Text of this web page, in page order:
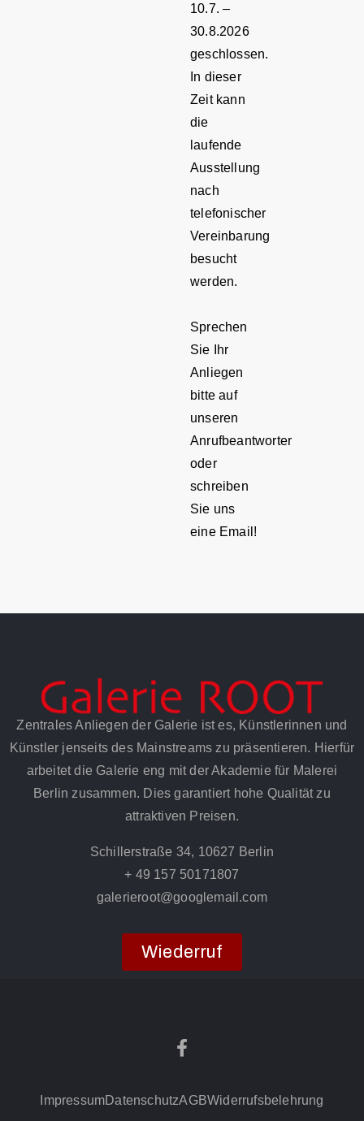
10.7. –
30.8.2026
geschlossen.
In dieser
Zeit kann
die
laufende
Ausstellung
nach
telefonischer
Vereinbarung
besucht
werden.
Sprechen
Sie Ihr
Anliegen
bitte auf
unseren
Anrufbeantworter
oder
schreiben
Sie uns
eine Email!
Zentrales Anliegen der Galerie ist es, Künstlerinnen und
Künstler jenseits des Mainstreams zu präsentieren. Hierfür
arbeitet die Galerie eng mit der Akademie für Malerei
Berlin zusammen. Dies garantiert hohe Qualität zu
attraktiven Preisen.
Schillerstraße 34, 10627 Berlin
+ 49 157 50171807
galerieroot@googlemail.com
Wiederruf
ImpressumDatenschutzAGBWiderrufsbelehrung